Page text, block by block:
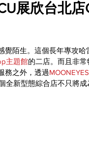
展欣台北店
陌生。這個長年專攻哈
主題館的二店。而且非
務之外，透過
全新型態綜合店不只將